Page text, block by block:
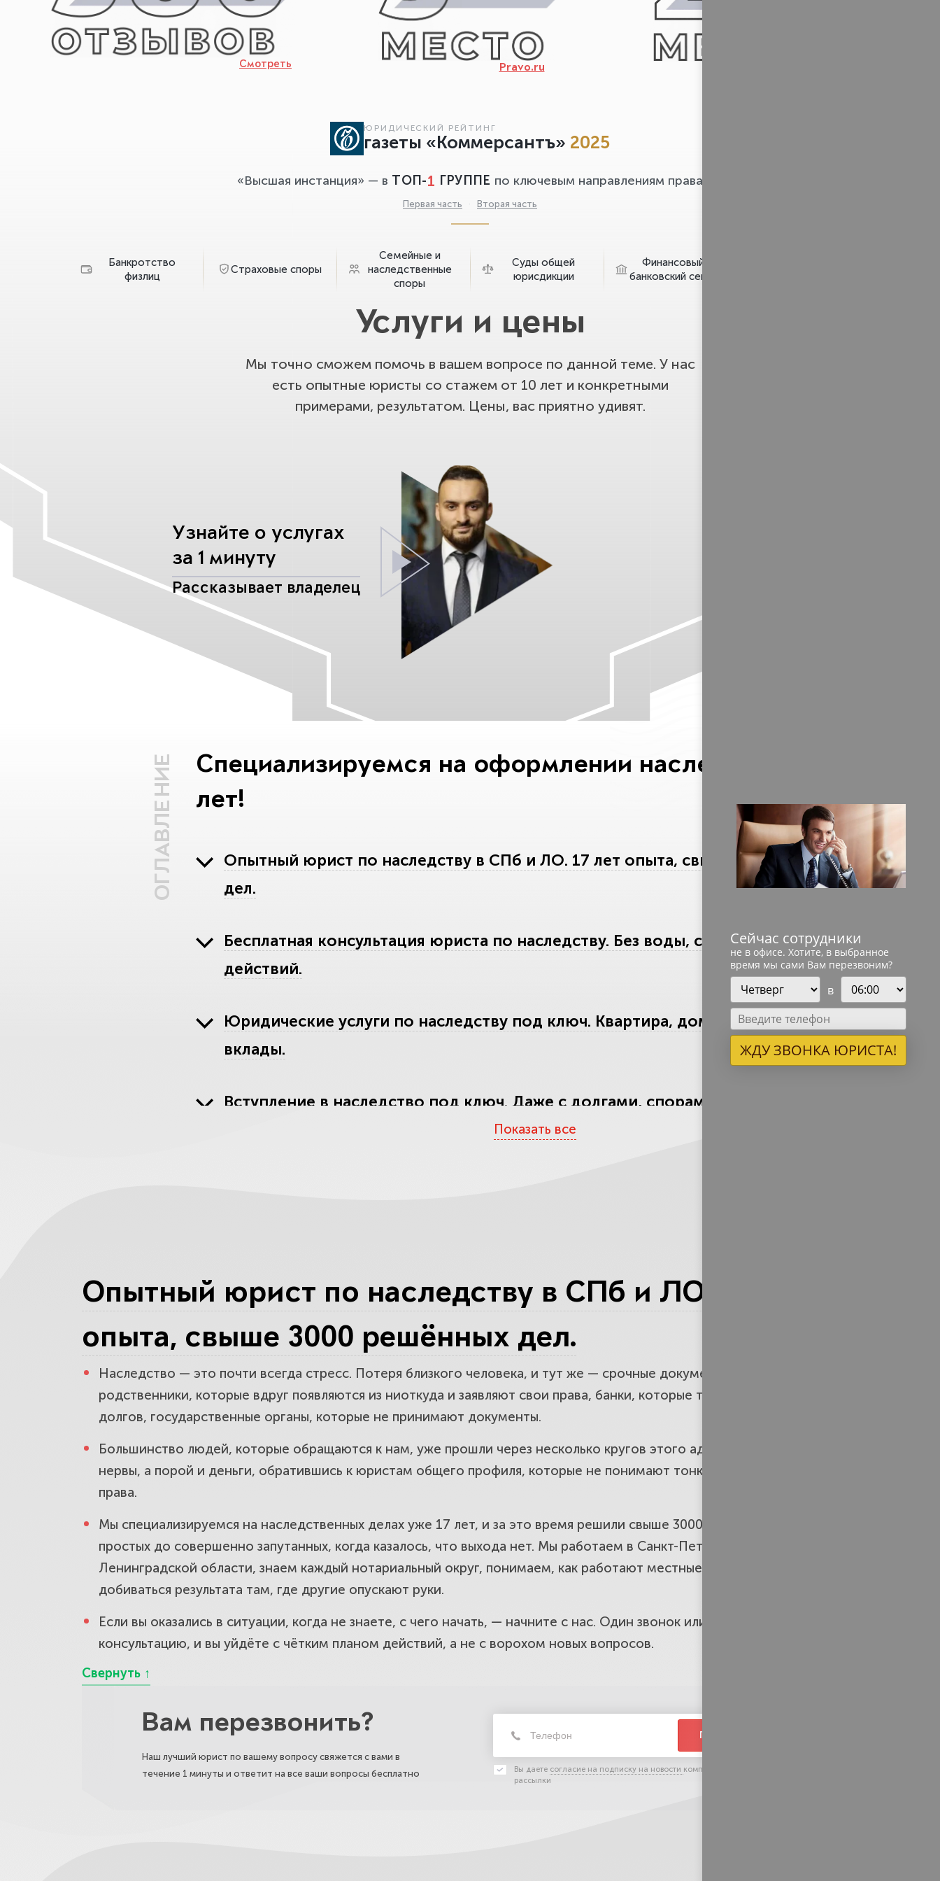
Смотреть Pravo.ru
ЮРИДИЧЕСКИЙ РЕЙТИНГ
газеты «Коммерсантъ» 2025
«Высшая инстанция» — в ТОП-1 ГРУППЕ по ключевым направлениям права
Первая часть · Вторая часть
Банкротство
физлиц
Страховые споры
Семейные и
наследственные
споры
Суды общей
юрисдикции
Финансовый и
банковский сектор
Услуги и цены
Мы точно сможем помочь в вашем вопросе по данной теме. У нас
есть опытные юристы со стажем от 10 лет и конкретными
примерами, результатом. Цены, вас приятно удивят.
Узнайте о услугах
за 1 минуту
Рассказывает владелец
ОГЛАВЛЕНИЕ
Специализируемся на оформлении наследства уже 17
лет!
Опытный юрист по наследству в СПб и ЛО. 17 лет опыта, свыше 3000 решённых
дел.
Бесплатная консультация юриста по наследству. Без воды, с конкретным планом
действий.
Юридические услуги по наследству под ключ. Квартира, дом, земля, бизнес,
вклады.
Вступление в наследство под ключ. Даже с долгами, спорами и пропущенными
по закону.
Оформление наследства без завещания. Установим родство, докажем право,
оформим всё.
Наследство с долгами и обременениями. Знаем, как принять выгодное и
отказаться от лишнего.
иждивенцев.
Раздел наследственного имущества между наследниками. Решим мирно или
Наследство на бизнес, долю в ООО, акции и вклады. Сохраним активы и
оформим законно.
Показать все
Опытный юрист по наследству в СПб и ЛО. 17 лет
опыта, свыше 3000 решённых дел.
Наследство — это почти всегда стресс. Потеря близкого человека, и тут же — срочные документы, нотариусы,
родственники, которые вдруг появляются из ниоткуда и заявляют свои права, банки, которые требуют погашения
долгов, государственные органы, которые не принимают документы.
Большинство людей, которые обращаются к нам, уже прошли через несколько кругов этого ада: потеряли время,
нервы, а порой и деньги, обратившись к юристам общего профиля, которые не понимают тонкостей наследственного
права.
Мы специализируемся на наследственных делах уже 17 лет, и за это время решили свыше 3000 дел — от самых
простых до совершенно запутанных, когда казалось, что выхода нет. Мы работаем в Санкт-Петербурге и
Ленинградской области, знаем каждый нотариальный округ, понимаем, как работают местные суды, и умеем
добиваться результата там, где другие опускают руки.
Если вы оказались в ситуации, когда не знаете, с чего начать, — начните с нас. Один звонок или визит на бесплатную
консультацию, и вы уйдёте с чётким планом действий, а не с ворохом новых вопросов.
Вам перезвонить?
Наш лучший юрист по вашему вопросу свяжется с вами в
течение 1 минуты и ответит на все ваши вопросы бесплатно
ПЕРЕЗВОНИТЕ
Вы даете согласие на подписку на новости компании и тематические
рассылки
Сейчас сотрудники
не в офисе. Хотите, в выбранное
время мы сами Вам перезвоним?
в
ЖДУ ЗВОНКА ЮРИСТА!